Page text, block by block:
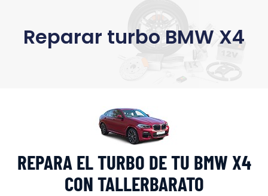
Reparar turbo BMW X4
REPARA EL TURBO DE TU BMW X4
CON TALLERBARATO